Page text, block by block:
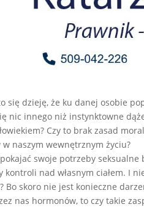
się dzieję, że ku danej osobie
nic innego niż instynktowne
Czy to brak zasad
naszym wewnętrznym życiu?
swoje potrzeby
nad własnym ciałem. I
skoro nie jest konieczne
nas hormonów, to czy takie